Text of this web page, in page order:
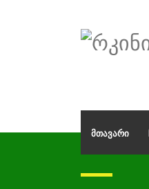
ᲛᲗᲐᲕᲐᲠᲘ